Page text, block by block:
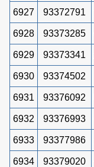
6927 93372791
6928 93373285
6929 93373341
6930 93374502
6931 93376092
6932 93376993
6933 93377986
6934 93379020